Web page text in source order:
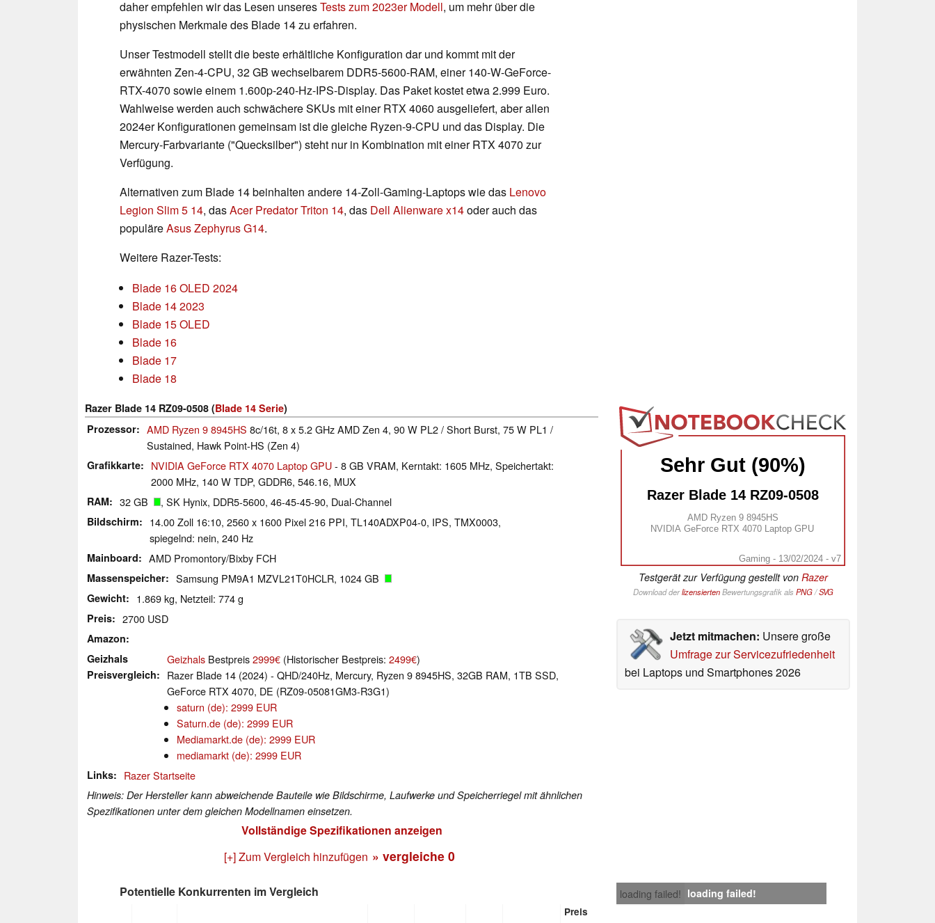
daher empfehlen wir das Lesen unseresTests zum 2023er Modell, um mehr über die
physischen Merkmale des Blade 14 zu erfahren.
Unser Testmodell stellt die beste erhältliche Konfiguration dar und kommt mit der
erwähnten Zen-4-CPU, 32 GB wechselbarem DDR5-5600-RAM, einer 140-W-GeForce-
RTX-4070 sowie einem 1.600p-240-Hz-IPS-Display. Das Paket kostet etwa 2.999 Euro.
Wahlweise werden auch schwächere SKUs mit einer RTX 4060 ausgeliefert, aber allen
2024er Konfigurationen gemeinsam ist die gleiche Ryzen-9-CPU und das Display. Die
Mercury-Farbvariante ("Quecksilber") steht nur in Kombination mit einer RTX 4070 zur
Verfügung.
Alternativen zum Blade 14 beinhalten andere 14-Zoll-Gaming-Laptops wie das Lenovo
Legion Slim 5 14, dasAcer Predator Triton 14, das Dell Alienware x14oder auch das
populäreAsus Zephyrus G14.
Weitere Razer-Tests:
Blade 16 OLED 2024
Blade 14 2023
Blade 15 OLED
Blade 16
Blade 17
Blade 18
Sehr Gut (90%)
Razer Blade 14 RZ09-0508
AMD Ryzen 9 8945HS
NVIDIA GeForce RTX 4070 Laptop GPU
Gaming - 13/02/2024 - v7
Testgerät zur Verfügung gestellt von Razer
Download derlizensiertenBewertungsgrafik als PNG/SVG
Jetzt mitmachen: Unsere große
Umfrage zur Servicezufriedenheit
bei Laptops und Smartphones 2026
Razer Blade 14 RZ09-0508 (Blade 14 Serie)
Prozessor
AMD Ryzen 9 8945HS 8c/16t, 8 x 5.2 GHz AMD Zen 4, 90 W PL2 / Short Burst, 75 W PL1 /
Sustained, Hawk Point-HS (Zen 4)
Grafikkarte NVIDIA GeForce RTX 4070 Laptop GPU- 8 GB VRAM, Kerntakt: 1605 MHz, Speichertakt:
2000 MHz, 140 W TDP, GDDR6, 546.16, MUX
RAM 32 GB , SK Hynix, DDR5-5600, 46-45-45-90, Dual-Channel
Bildschirm
14.00 Zoll 16:10, 2560 x 1600 Pixel 216 PPI, TL140ADXP04-0, IPS, TMX0003,
spiegelnd: nein, 240 Hz
Mainboard AMD Promontory/Bixby FCH
Massenspeicher Samsung PM9A1 MZVL21T0HCLR, 1024 GB
Gewicht 1.869 kg, Netzteil: 774 g
Preis 2700 USD
Amazon
Geizhals
Preisvergleich
Geizhals Bestpreis2999€ (Historischer Bestpreis: 2499€)
Razer Blade 14 (2024) - QHD/240Hz, Mercury, Ryzen 9 8945HS, 32GB RAM, 1TB SSD,
GeForce RTX 4070, DE (RZ09-05081GM3-R3G1)
saturn (de): 2999 EUR
Saturn.de (de): 2999 EUR
Mediamarkt.de (de): 2999 EUR
mediamarkt (de): 2999 EUR
Links Razer Startseite
Hinweis: Der Hersteller kann abweichende Bauteile wie Bildschirme, Laufwerke und Speicherriegel mit ähnlichen
Spezifikationen unter dem gleichen Modellnamen einsetzen.
Vollständige Spezifikationen anzeigen
[+] Zum Vergleich hinzufügen » vergleiche 0
loading failed! loading failed!
Potentielle Konkurrenten im Vergleich
Preis